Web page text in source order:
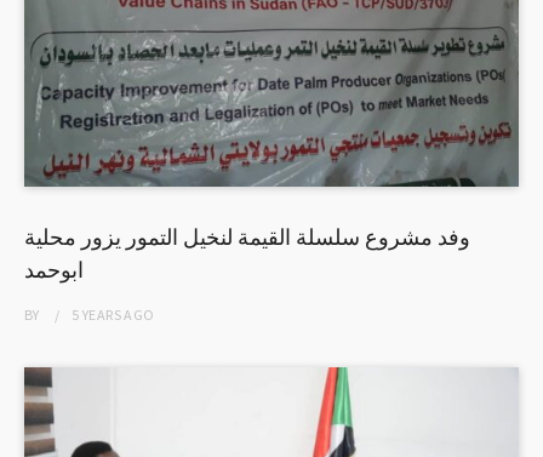
وفد مشروع سلسلة القيمة لنخيل التمور يزور محلية
ابوحمد
BY 5 YEARSAGO